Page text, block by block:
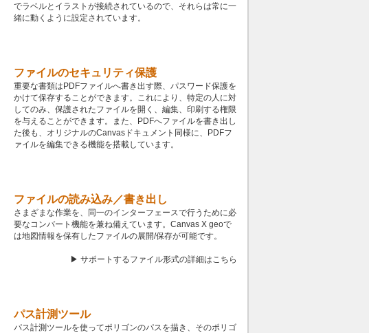
でラベルとイラストが接続されているので、それらは常に一
緒に動くように設定されています。
ファイルのセキュリティ保護
重要な書類はPDFファイルへ書き出す際、パスワード保護を
かけて保存することができます。これにより、特定の人に対
してのみ、保護されたファイルを開く、編集、印刷する権限
を与えることができます。また、PDFへファイルを書き出し
た後も、オリジナルのCanvasドキュメント同様に、PDFフ
ァイルを編集できる機能を搭載しています。
ファイルの読み込み／書き出し
さまざまな作業を、同一のインターフェースで行うために必
要なコンバート機能を兼ね備えています。Canvas X geoで
は地図情報を保有したファイルの展開/保存が可能です。
▶ サポートするファイル形式の詳細はこちら
パス計測ツール
パス計測ツールを使ってポリゴンのパスを描き、そのポリゴ